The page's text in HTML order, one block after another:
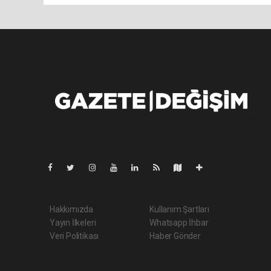
Hakkımızda
Yayın İlkeleri
Veri Politikası
Kullanım Şartları
Whatsapp İhbar
Haber Gönder